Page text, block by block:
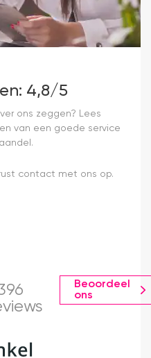
4,8/5
ons zeggen? Lees
van een goede service
contact met ons op.
Beoordeel
ons